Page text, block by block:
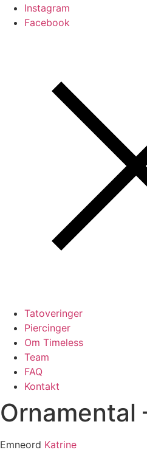
Instagram
Facebook
Tatoveringer
Piercinger
Om Timeless
Team
FAQ
Kontakt
Ornamental
Emneord Katrine